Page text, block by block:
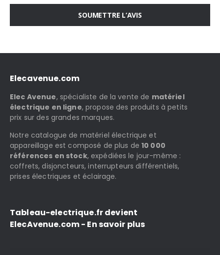
SOUMETTRE L’AVIS
Elecavenue.com
Elec Avenue, spécialiste de la vente de matériel
électrique en ligne, propose des produits à petits
prix sur des grandes marques.
Notre catalogue de matériel électrique et
appareillage est composé de plus de10 000
références en stock, expédiées le jour-même :
coffrets, disjoncteurs, interrupteurs différentiels,
prises électriques et éclairage.
Tableau-electrique.fr devient
ElecAvenue.com - En savoir plus